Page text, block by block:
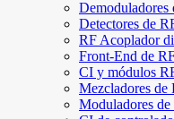
Demoduladores
Detectores de
RF Acoplador
Front-End de
CI y módulos
Mezcladores de
Moduladores de